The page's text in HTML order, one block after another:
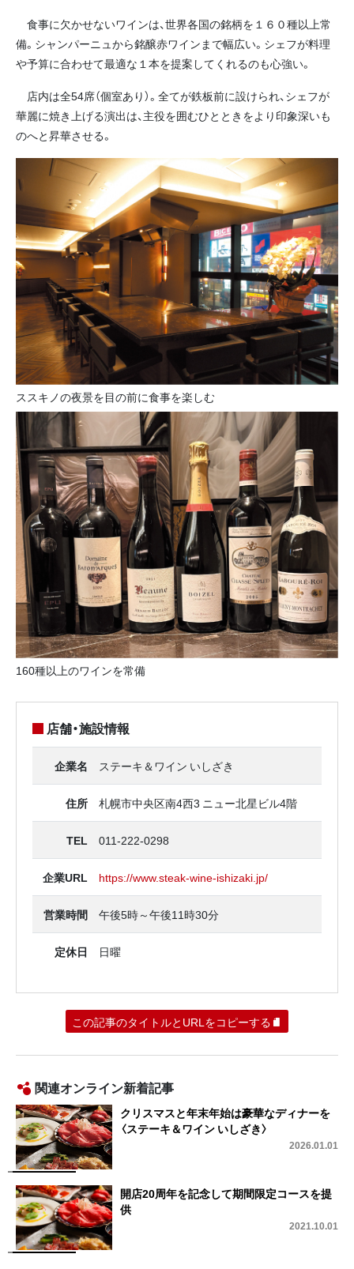
食事に欠かせないワインは、世界各国の銘柄を１６０種以上常
備。シャンパーニュから銘醸赤ワインまで幅広い。シェフが料理
や予算に合わせて最適な１本を提案してくれるのも心強い。
店内は全54席（個室あり）。全てが鉄板前に設けられ、シェフが
華麗に焼き上げる演出は、主役を囲むひとときをより印象深いも
のへと昇華させる。
ススキノの夜景を目の前に食事を楽しむ
160種以上のワインを常備
店舗・施設情報
企業名 ステーキ＆ワイン いしざき
住所 札幌市中央区南4西3 ニュー北星ビル4階
TEL 011-222-0298
企業URL https://www.steak-wine-ishizaki.jp/
営業時間 午後5時～午後11時30分
定休日 日曜
この記事のタイトルとURLをコピーする
関連オンライン新着記事
クリスマスと年末年始は豪華なディナーを
〈ステーキ＆ワイン いしざき〉
2026.01.01
開店20周年を記念して期間限定コースを提
供
2021.10.01